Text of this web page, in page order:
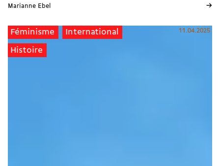
Marianne Ebel →
Féminisme International
Histoire
11.04.2025